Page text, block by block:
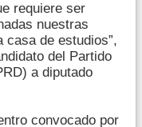
requiere ser
nuestras
casa de estudios”,
del Partido
a diputado
convocado por